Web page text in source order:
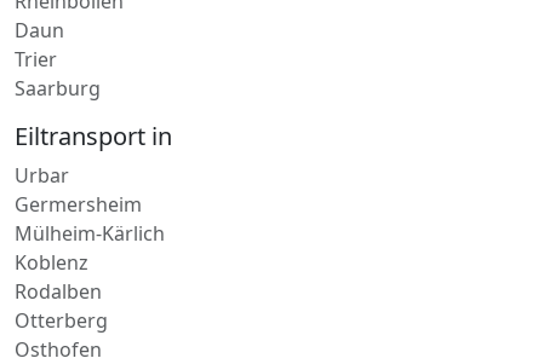
Lahnstein
Rheinböllen
Daun
Saarburg
Eiltransport in
Urbar
Germersheim
Mülheim-Kärlich
Koblenz
Rodalben